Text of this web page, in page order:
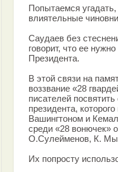
Попытаемся
влиятельные
Саудаев без
говорит, что ее
Президента.
В этой связи на
воззвание «28
писателей
президента,
Вашингтоном и
среди «28 вонючек»
О.Сулейменов, К.
Их попросту